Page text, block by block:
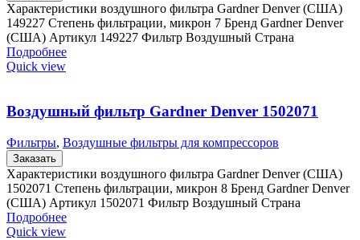
Характеристики воздушного фильтра Gardner Denver (США)
149227 Степень фильтрации, микрон 7 Бренд Gardner Denver
(США) Артикул 149227 Фильтр Воздушный Страна
Подробнее
Quick view
Воздушный фильтр Gardner Denver 1502071
Фильтры, Воздушные фильтры для компрессоров
Заказать
Характеристики воздушного фильтра Gardner Denver (США)
1502071 Степень фильтрации, микрон 8 Бренд Gardner Denver
(США) Артикул 1502071 Фильтр Воздушный Страна
Подробнее
Quick view